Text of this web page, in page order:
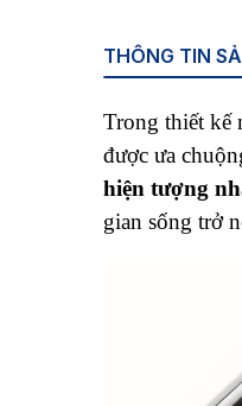
THÔNG TIN
Trong thiết kế
được ưa
hiện tượng
gian sống trở